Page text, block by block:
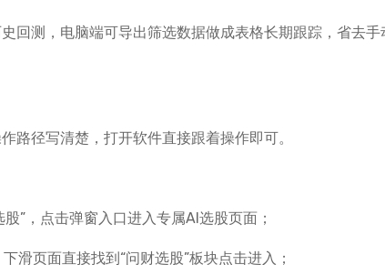
回测，电脑端可导出筛选数据做成表格长期跟踪，省去手
路径写清楚，打开软件直接跟着操作即可。
”，点击弹窗入口进入专属AI选股页面；
滑页面直接找到“问财选股”板块点击进入；